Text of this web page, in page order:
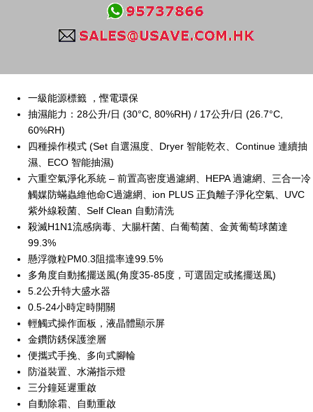
一級能源標籤 ，慳電環保
抽濕能力：28公升/日 (30°C, 80%RH) / 17公升/日 (26.7°C,
60%RH)
四種操作模式 (Set 自選濕度、Dryer 智能乾衣、Continue 連續抽
濕、ECO 智能抽濕)
六重空氣淨化系統 – 前置高密度過濾網、HEPA 過濾網、三合一冷
觸媒防蟎蟲維他命C過濾網、ion PLUS 正負離子淨化空氣、UVC
紫外線殺菌、Self Clean 自動清洗
殺滅H1N1流感病毒、大腸杆菌、白葡萄菌、金黃葡萄球菌達
99.3%
懸浮微粒PM0.3阻擋率達99.5%
多角度自動搖擺送風(角度35-85度，可選固定或搖擺送風)
5.2公升特大盛水器
0.5-24小時定時開關
輕觸式操作面板，液晶體顯示屏
金鑽防銹保護塗層
便攜式手挽、多向式腳輪
防溢裝置、水滿指示燈
三分鐘延遲重啟
自動除霜、自動重啟